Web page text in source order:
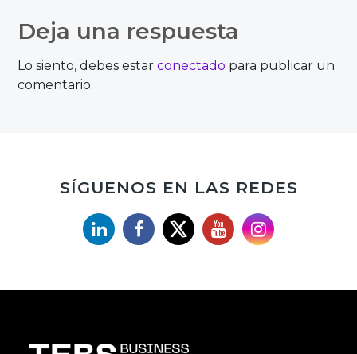
de
entradas
Deja una respuesta
Lo siento, debes estarconectado para publicar un
comentario.
SÍGUENOS EN LAS REDES
LinkedinFacebook
X YouTubeInstagram